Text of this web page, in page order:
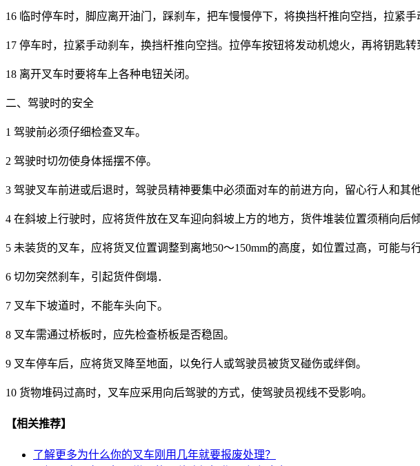
16 临时停车时，脚应离开油门，踩刹车，把车慢慢停下，将换挡杆推向空挡，拉紧手
17 停车时，拉紧手动刹车，换挡杆推向空挡。拉停车按钮将发动机熄火，再将钥匙转
18 离开叉车时要将车上各种电钮关闭。
二、驾驶时的安全
1 驾驶前必须仔细检查叉车。
2 驾驶时切勿使身体摇摆不停。
3 驾驶叉车前进或后退时，驾驶员精神要集中必须面对车的前进方向，留心行人和其
4 在斜坡上行驶时，应将货件放在叉车迎向斜坡上方的地方，货件堆装位置须稍向后
5 未装货的叉车，应将货叉位置调整到离地50～150mm的高度，如位置过高，可能与
6 切勿突然刹车，引起货件倒塌．
7 叉车下坡道时，不能车头向下。
8 叉车需通过桥板时，应先检查桥板是否稳固。
9 叉车停车后，应将货叉降至地面，以免行人或驾驶员被货叉碰伤或绊倒。
10 货物堆码过高时，叉车应采用向后驾驶的方式，使驾驶员视线不受影响。
【相关推荐】
了解更多为什么你的叉车刚用几年就要报废处理？